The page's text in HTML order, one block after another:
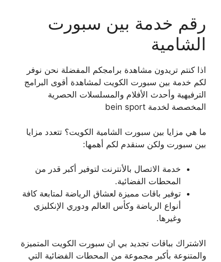
رقم خدمة بين سبورت
الشامية
اذا كنتم تريدون مشاهدة برامجكم المفضلة نحن نوفر
لكم خدمة بين سبورت الكويت لمشاهدة أقوى البرامج
الترفيهية وأحدث الأفلام والمسلسلات الحصرية
المخصصة لخدمة bein sport
ما هي مزايا بين سبورت الشامية الكويت؟ تتعدد مزايا
بين سبورت ولكن سنقدم لكم أهمها:
خدمة الاتصال بالأنترنت لتوفير أكبر قدر من
المحطات الفضائية.
توفير باقات مميزة لعشاق الرياضة لمتابعة كافة
أنواع الرياضة وكأس العالم ودوري الإنكليزي
وغيرها.
الاشتراك بباقات تجديد بي ان سبورت الكويت المتميزة
والمتنوعة بأكبر مجموعة من المحطات الفضائية التي